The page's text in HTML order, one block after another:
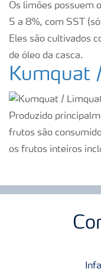
Os limões possuem
5 a 8%, com SST
Eles são cultivados
de óleo da casca.
Kumquat
Produzido
frutos são
os frutos inteiros